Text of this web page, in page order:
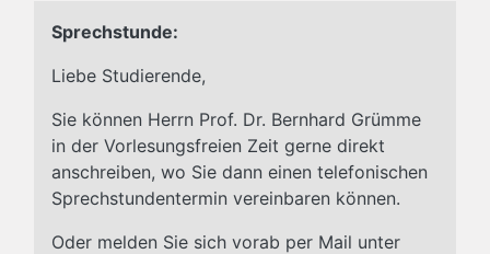
Sprechstunde:
Liebe Studierende,
Sie können Herrn Prof. Dr. Bernhard Grümme
in der Vorlesungsfreien Zeit gerne direkt
anschreiben, wo Sie dann einen telefonischen
Sprechstundentermin vereinbaren können.
Oder melden Sie sich vorab per Mail unter